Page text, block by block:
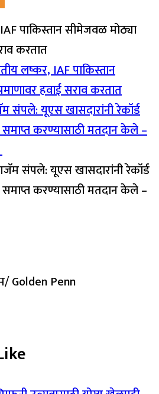
लष्कर, IAF पाकिस्तान
हवाई सराव करतात
संपले: यूएस खासदारांनी रेकॉर्ड
करण्यासाठी मतदान केले –
Golden Penn